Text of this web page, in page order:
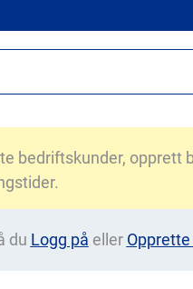
bedriftskunder, opprett
du Logg på eller